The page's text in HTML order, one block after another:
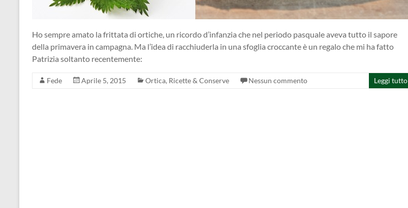
Ho sempre amato la frittata di ortiche, un ricordo d’infanzia che nel periodo pasquale aveva tutto il sapore
della primavera in campagna. Ma l’idea di racchiuderla in una sfoglia croccante è un regalo che mi ha fatto
Patrizia soltanto recentemente:
Fede Aprile 5, 2015 Ortica, Ricette & Conserve Nessun commento Leggi tutto